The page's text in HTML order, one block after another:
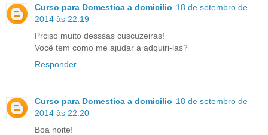
Curso para Domestica a domicilio 18 de setembro de
2014 às 22:19
Prciso muito desssas cuscuzeiras!
Você tem como me ajudar a adquiri-las?
Responder
Curso para Domestica a domicilio 18 de setembro de
2014 às 22:20
Boa noite!